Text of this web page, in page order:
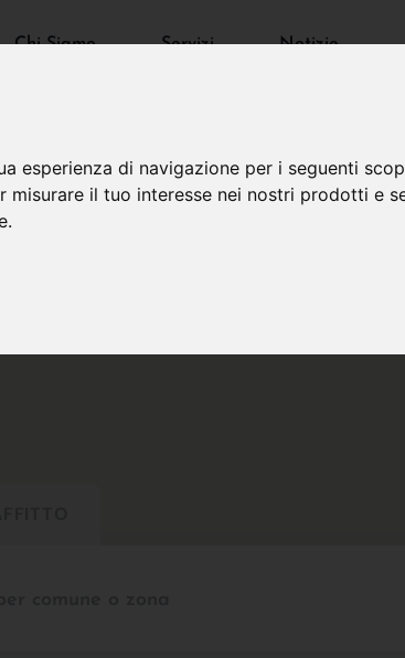
esperienza di navigazione per i seguenti
misurare il tuo interesse nei nostri prodotti e
.
Chi Siamo Servizi Notizie